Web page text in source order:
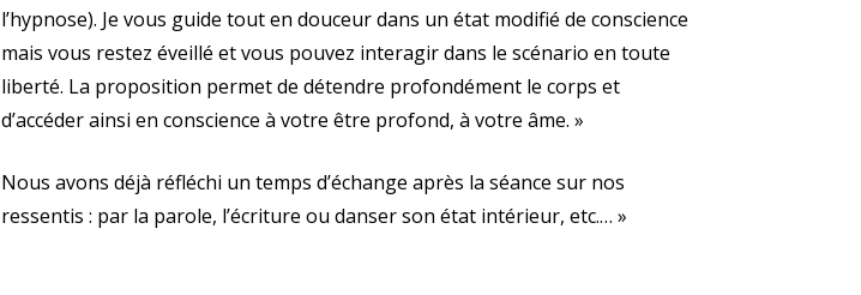
l’hypnose). Je vous guide tout en douceur dans un état modifié de conscience
mais vous restez éveillé et vous pouvez interagir dans le scénario en toute
liberté. La proposition permet de détendre profondément le corps et
d’accéder ainsi en conscience à votre être profond, à votre âme. »
Nous avons déjà réfléchi un temps d’échange après la séance sur nos
ressentis : par la parole, l’écriture ou danser son état intérieur, etc.… »